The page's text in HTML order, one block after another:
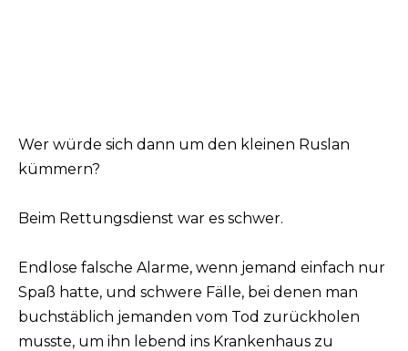
Wer würde sich dann um den kleinen Ruslan
kümmern?
Beim Rettungsdienst war es schwer.
Endlose falsche Alarme, wenn jemand einfach nur
Spaß hatte, und schwere Fälle, bei denen man
buchstäblich jemanden vom Tod zurückholen
musste, um ihn lebend ins Krankenhaus zu